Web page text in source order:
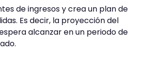
de ingresos y crea un plan de
Es decir, la proyección del
alcanzar en un periodo de